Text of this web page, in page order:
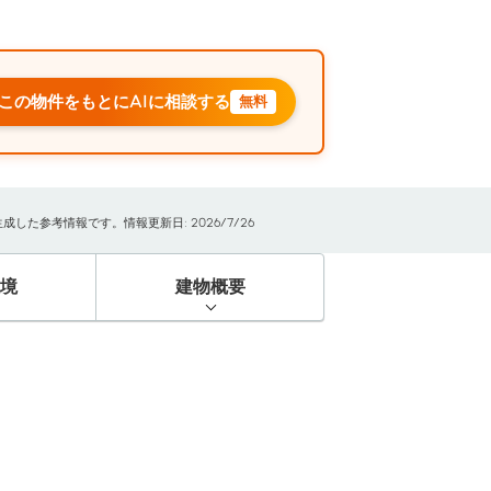
の物件をもとにAIに相談する 無料
成した参考情報です。情報更新日: 2026/7/26
建物概要